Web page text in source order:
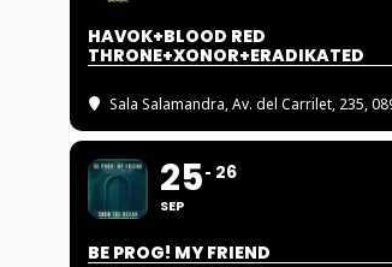
HAVOK+BLOOD RED
THRONE+XONOR+ERADIKATED
Sala Salamandra, Av. del Carrilet, 235,
25
SEP
26
BE PROG! MY FRIEND